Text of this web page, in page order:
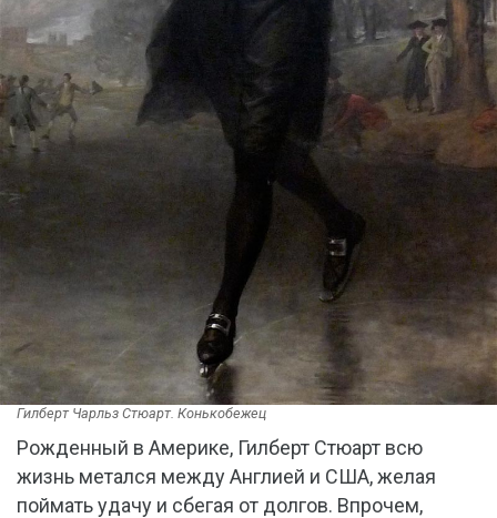
Гилберт Чарльз Стюарт. Конькобежец
Рожденный в Америке, Гилберт Стюарт всю
жизнь метался между Англией и США, желая
поймать удачу и сбегая от долгов. Впрочем,